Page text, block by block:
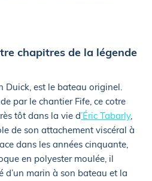
chapitres de la légende
Duick, est le bateau originel.
par le chantier Fife, ce cotre
tôt dans la vie d’Éric Tabarly,
de son attachement viscéral à
dans les années cinquante,
en polyester moulée, il
d’un marin à son bateau et la